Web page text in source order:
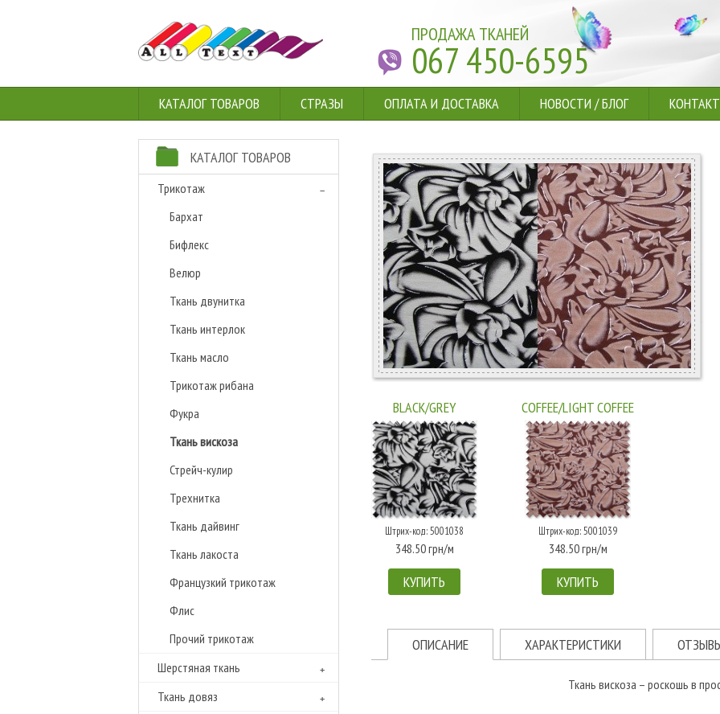
ПРОДАЖА ТКАНЕЙ
067 450-6595
КАТАЛОГ ТОВАРОВ СТРАЗЫ ОПЛАТА И ДОСТАВКА НОВОСТИ /БЛОГ
КАТАЛОГ ТОВАРОВ
Трикотаж
Бархат
Бифлекс
Велюр
Ткань двунитка
Ткань интерлок
Ткань масло
Трикотаж рибана
Фукра
Ткань вискоза
Стрейч-кулир
Трехнитка
Ткань дайвинг
Ткань лакоста
Французкий трикотаж
Флиc
Прочий трикотаж
Шерстяная ткань
Ткань довяз
BLACK/GREY
Штрих-код: 5001038
348.50 грн/м
КУПИТЬ
COFFEE/LIGHT COFFEE
Штрих-код: 5001039
348.50 грн/м
КУПИТЬ
ОПИСАНИЕ ХАРАКТЕРИСТИКИ
Ткань вискоза – роскошь в